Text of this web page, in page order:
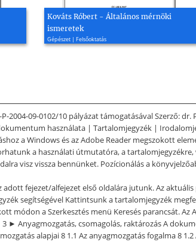
Kováts Róbert - Általános mérnöki
ismeretek
Gépészet | Felsőoktatás
P-2004-09-0102/10 pályázat támogatásával Szerző:
használata | Tartalomjegyzék |
a Windows és az Adobe Reader megszokott
a használati útmutatóra, a
visz vissza bennünket. Pozícionálás a
fejezet/alfejezet első oldalára jutunk. Az
segítségével Kattintsunk a tartalomjegyzék
módon a Szerkesztés menü Keresés parancsát. Az
Anyagmozgatás, csomagolás, raktározás A
alapjai 8 1.1 Az anyagmozgatás fogalma 8